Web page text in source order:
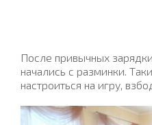
После привычных
начались с разминки.
настроиться на игру,